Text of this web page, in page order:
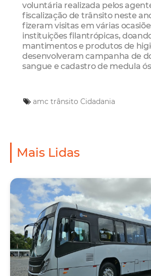
voluntária realizada pelos
fiscalização de trânsito neste
fizeram visitas em várias
instituições filantrópicas,
mantimentos e produtos de
desenvolveram campanha de
sangue e cadastro de medula
amc trânsito Cidadania
Mais Lidas